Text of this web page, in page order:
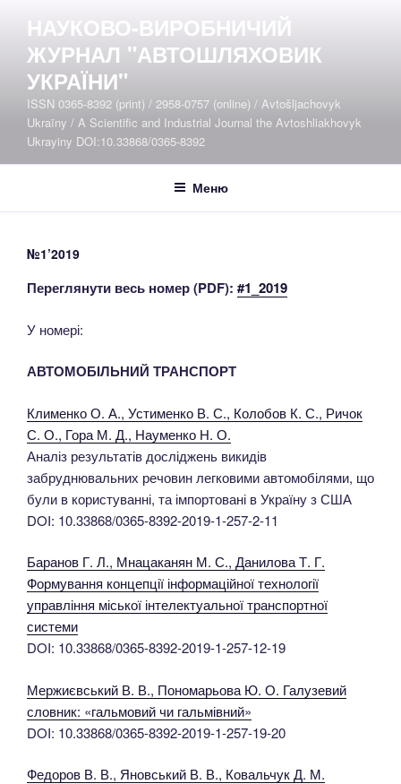
вмісту
НАУКОВО-ВИРОБНИЧИЙ
ЖУРНАЛ "АВТОШЛЯХОВИК
УКРАЇНИ"
ISSN 0365-8392 (print) / 2958-0757 (online) / Avtošljachovyk
Ukraïny / A Scientific and Industrial Journal the Avtoshliakhovyk
Ukrayiny DOI:10.33868/0365-8392
Меню
№1’2019
Переглянути весь номер (PDF): #1_2019
У номері:
АВТОМОБІЛЬНИЙ ТРАНСПОРТ
Клименко О. А., Устименко В. С., Колобов К. С., Ричок
С. О., Гора М. Д., Науменко Н. О.
Аналіз результатів досліджень викидів
забруднювальних речовин легковими автомобілями, що
були в користуванні, та імпортовані в Україну з США
DOI: 10.33868/0365-8392-2019-1-257-2-11
Баранов Г. Л., Мнацаканян М. С., Данилова Т. Г.
Формування концепції інформаційної технології
управління міської інтелектуальної транспортної
системи
DOI: 10.33868/0365-8392-2019-1-257-12-19
Мержиєвський В. В., Пономарьова Ю. О. Галузевий
словник: «гальмовий чи гальмівний»
DOI: 10.33868/0365-8392-2019-1-257-19-20
Федоров В. В., Яновський В. В., Ковальчук Д. М.